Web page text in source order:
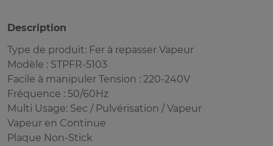
Description
Type de produit: Fer à repasser Vapeur
Modèle : STPFR-5103
Facile à manipuler Tension : 220-240V
Fréquence : 50/60Hz
Multi Usage: Sec / Pulvérisation / Vapeur
Vapeur en Continue
Plaque Non-Stick